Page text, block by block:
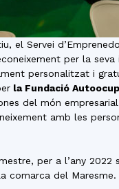
el Servei
per la seva
personalitzat i
la Fundació
del món
amb les
per a l’any 2022
comarca del Maresme.